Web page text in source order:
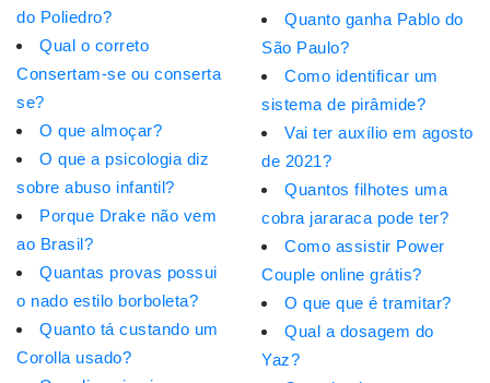
do Poliedro?
Qual o correto
Consertam-se ou conserta
se?
O que almoçar?
O que a psicologia diz
sobre abuso infantil?
Porque Drake não vem
ao Brasil?
Quantas provas possui
o nado estilo borboleta?
Quanto tá custando um
Corolla usado?
Quanto ganha Pablo do
São Paulo?
Como identificar um
sistema de pirâmide?
Vai ter auxílio em agosto
de 2021?
Quantos filhotes uma
cobra jararaca pode ter?
Como assistir Power
Couple online grátis?
O que que é tramitar?
Qual a dosagem do
Yaz?